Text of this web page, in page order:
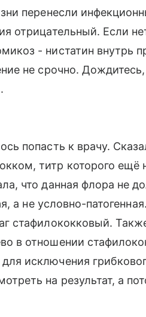
перенесли
отрицательный. Если
- нистатин внутрь
не срочно.
попасть к врачу.
титр которого ещё
что данная флора не
а не условно-
стафилококковый.
в отношении
исключения
на результат, а